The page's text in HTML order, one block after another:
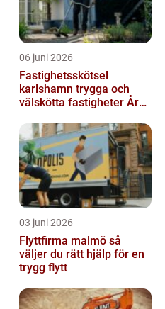
06 juni 2026
Fastighetsskötsel
karlshamn trygga och
välskötta fastigheter Året
03 juni 2026
Flyttfirma malmö så
väljer du rätt hjälp för en
trygg flytt